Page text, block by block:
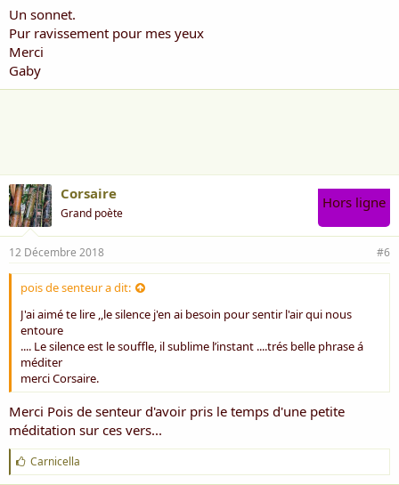
Un sonnet.
Pur ravissement pour mes yeux
Merci
Gaby
Corsaire
Grand poète
Hors ligne
12 Décembre 2018 #6
pois de senteur a dit:
J'ai aimé te lire ,,le silence j'en ai besoin pour sentir l'air qui nous
entoure
.... Le silence est le souﬄe, il sublime l’instant ....trés belle phrase á
méditer
merci Corsaire.
Merci Pois de senteur d'avoir pris le temps d'une petite
méditation sur ces vers...
J
'
Carnicella